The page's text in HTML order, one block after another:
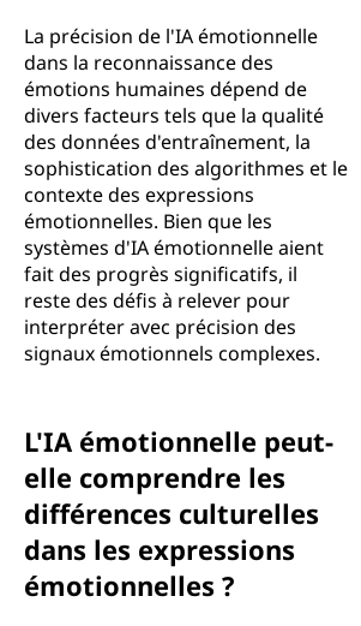
La précision de l'IA émotionnelle
dans la reconnaissance des
émotions humaines dépend de
divers facteurs tels que la qualité
des données d'entraînement, la
sophistication des algorithmes et le
contexte des expressions
émotionnelles. Bien que les
systèmes d'IA émotionnelle aient
fait des progrès significatifs, il
reste des défis à relever pour
interpréter avec précision des
signaux émotionnels complexes.
L'IA émotionnelle peut-
elle comprendre les
différences culturelles
dans les expressions
émotionnelles ?